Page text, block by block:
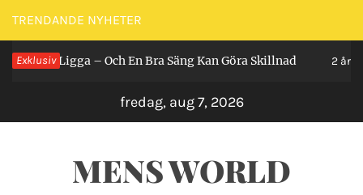
Hoppa
till
innehåll
TRENDANDE NYHETER
Exklusiv
Man Ligga – Och En Bra Säng Kan Göra Skillnad 2 år sedan
fredag, aug 7, 2026
MENS WORLD